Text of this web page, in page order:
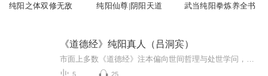
纯阳之体双修无敌 纯阳仙尊|阴阳天道 武当纯阳拳炼养全书
《道德经》纯阳真人（吕洞宾）
5 25